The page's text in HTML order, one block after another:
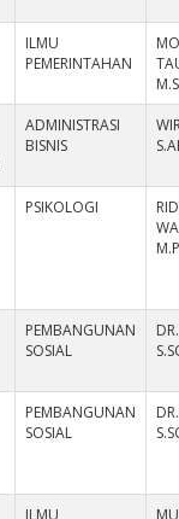
ILMU
PEMERINTAHAN
ADMINISTRASI
BISNIS
PSIKOLOGI
PEMBANGUNAN
SOSIAL
PEMBANGUNAN
SOSIAL
ILMU